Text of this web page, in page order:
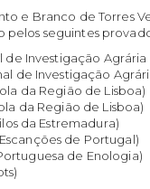
e Branco de Torres
seguintes
Investigação Agrária
de Investigação
da Região de Lisboa)
da Região de Lisboa)
da Estremadura)
de Portugal)
de Enologia)